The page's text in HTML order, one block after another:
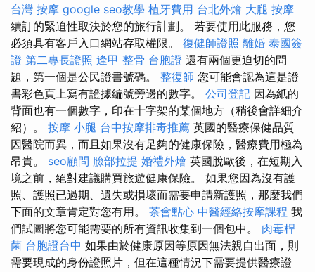
台灣 按摩 google seo教學 植牙費用 台北外燴 大腿 按摩
續訂的緊迫性取決於您的旅行計劃。 若要使用此服務，您
必須具有客戶入口網站存取權限。 復健師證照 離婚 泰國簽
證 第二專長證照 逢甲 整骨 台胞證 還有兩個更迫切的問
題，第一個是公民證書號碼。 整復師 您可能會認為這是證
書彩色頁上寫有證據編號旁邊的數字。 公司登記 因為紙的
背面也有一個數字，印在十字架的某個地方（稍後會詳細介
紹）。 按摩 小腿 台中按摩排毒推薦 英國的醫療保健品質
因醫院而異，而且如果沒有足夠的健康保險，醫療費用極為
昂貴。 seo顧問 臉部拉提 婚禮外燴 英國脫歐後，在短期入
境之前，絕對建議購買旅遊健康保險。 如果您因為沒有護
照、護照已過期、遺失或損壞而需要申請新護照，那麼我們
下面的文章肯定對您有用。 茶會點心 中醫經絡按摩課程 我
們試圖將您可能需要的所有資訊收集到一個包中。 肉毒桿
菌 台胞證台中 如果由於健康原因等原因無法親自出面，則
需要現成的身份證照片，但在這種情況下需要提供醫療證